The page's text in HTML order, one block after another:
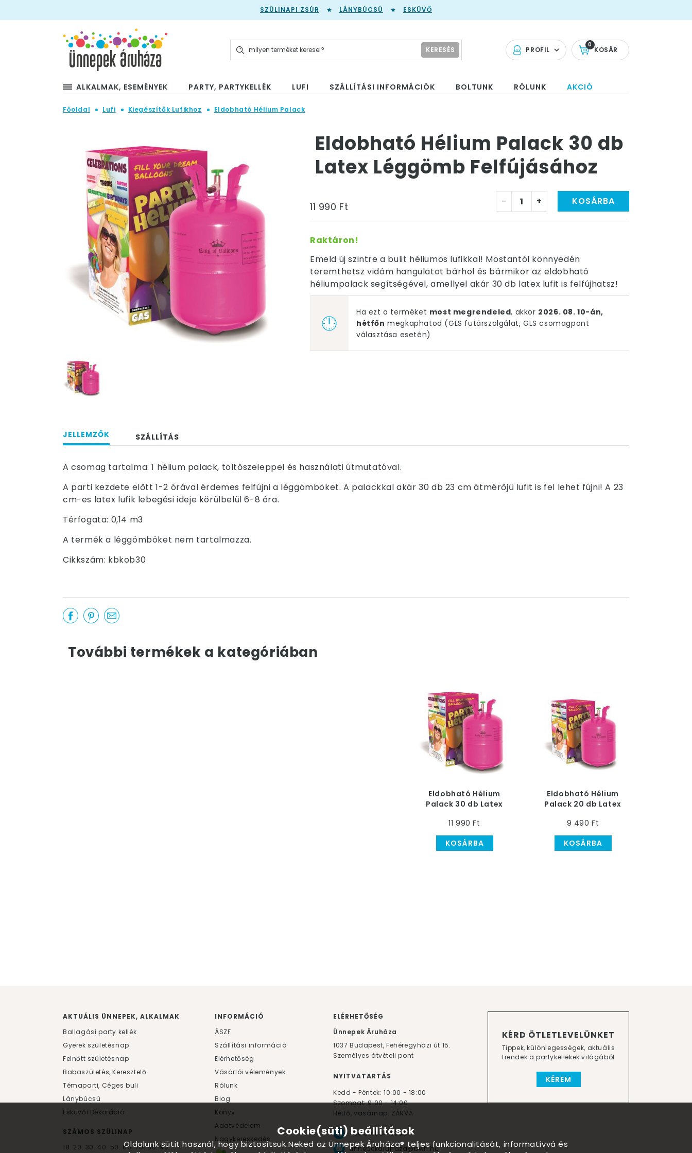
SZÜLINAPI ZSÚR LÁNYBÚCSÚ ESKÜVŐ
PROFIL KOSÁR
0
KERESÉS
ALKALMAK, ESEMÉNYEK PARTY, PARTYKELLÉK LUFI SZÁLLÍTÁSI INFORMÁCIÓK BOLTUNK RÓLUNK AKCIÓ
Főoldal Lufi Kiegészítők Lufikhoz Eldobható Hélium Palack
Eldobható Hélium Palack 30 db
Latex Léggömb Felfújásához
11 990 Ft - + KOSÁRBA
Raktáron!
Emeld új szintre a bulit héliumos lufikkal! Mostantól könnyedén
teremthetsz vidám hangulatot bárhol és bármikor az eldobható
héliumpalack segítségével, amellyel akár 30 db latex lufit is felfújhatsz!
Ha ezt a terméket most megrendeled, akkor 2026. 08. 10-án,
hétfőn megkaphatod (GLS futárszolgálat, GLS csomagpont
választása esetén)
JELLEMZŐK SZÁLLÍTÁS
A csomag tartalma: 1 hélium palack, töltőszeleppel és használati útmutatóval.
A parti kezdete előtt 1-2 órával érdemes felfújni a léggömböket. A palackkal akár 30 db 23 cm átmérőjű lufit is fel lehet fújni! A 23
cm-es latex lufik lebegési ideje körülbelül 6-8 óra.
Térfogata: 0,14 m3
A termék a léggömböket nem tartalmazza.
Cikkszám: kbkob30
További termékek a kategóriában
Eldobható Hélium
Palack 30 db Latex
11 990 Ft
KOSÁRBA
Eldobható Hélium
Palack 20 db Latex
9 490 Ft
KOSÁRBA
KÉRD ÖTLETLEVELÜNKET
Tippek, különlegességek, aktuális
trendek a partykellékek világából
KÉREM
AKTUÁLIS ÜNNEPEK, ALKALMAK
Ballagási party kellék
Gyerek születésnap
Felnőtt születésnap
Babaszületés, Keresztelő
Témaparti, Céges buli
Lánybúcsú
Esküvői Dekoráció
SZÁMOS SZÜLINAP
18. 20. 30. 40. 50. 60.70.80.90.
INFORMÁCIÓ
ÁSZF
Szállítási információ
Elérhetőség
Vásárlói vélemények
Rólunk
Blog
Könyv
Adatvédelem
Nagykereskedés
ELÉRHETŐSÉG
Ünnepek Áruháza
1037 Budapest, Fehéregyházi út 15.
Személyes átvételi pont
NYITVATARTÁS
Kedd - Péntek: 10:00 - 18:00
Szombat: 9:00 - 14:00
Hétfő, vasárnap: ZÁRVA
+36 30 984 6955
unnepekaruhaza@bwh.hu
Cookie(süti) beállítások
Oldalunk sütit használ, hogy biztosítsuk Neked az Ünnepek Áruháza® teljes funkcionalitását, informatívvá és